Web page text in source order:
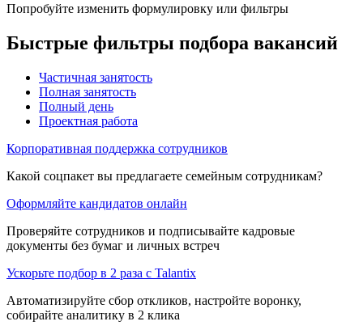
Попробуйте изменить формулировку или фильтры
Быстрые фильтры подбора вакансий
Частичная занятость
Полная занятость
Полный день
Проектная работа
Корпоративная поддержка сотрудников
Какой соцпакет вы предлагаете семейным сотрудникам?
Оформляйте кандидатов онлайн
Проверяйте сотрудников и подписывайте кадровые
документы без бумаг и личных встреч
Ускорьте подбор в 2 раза с Talantix
Автоматизируйте сбор откликов, настройте воронку,
собирайте аналитику в 2 клика